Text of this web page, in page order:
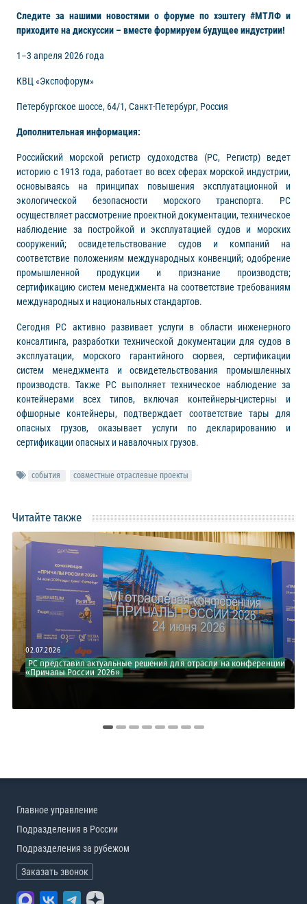
Следите за нашими новостями о форуме по хэштегу #МТЛФ и
приходите на дискуссии – вместе формируем будущее индустрии!
1–3 апреля 2026 года
КВЦ «Экспофорум»
Петербургское шоссе, 64/1, Санкт-Петербург, Россия
Дополнительная информация:
Российский морской регистр судоходства (РС, Регистр) ведет
историю с 1913 года, работает во всех сферах морской индустрии,
основываясь на принципах повышения эксплуатационной и
экологической безопасности морского транспорта. РС
осуществляет рассмотрение проектной документации, техническое
наблюдение за постройкой и эксплуатацией судов и морских
сооружений; освидетельствование судов и компаний на
соответствие положениям международных конвенций; одобрение
промышленной продукции и признание производств;
сертификацию систем менеджмента на соответствие требованиям
международных и национальных стандартов.
Сегодня РС активно развивает услуги в области инженерного
консалтинга, разработки технической документации для судов в
эксплуатации, морского гарантийного сюрвея, сертификации
систем менеджмента и освидетельствования промышленных
производств. Также РС выполняет техническое наблюдение за
контейнерами всех типов, включая контейнеры-цистерны и
офшорные контейнеры, подтверждает соответствие тары для
опасных грузов, оказывает услуги по декларированию и
сертификации опасных и навалочных грузов.
события совместные отраслевые проекты
Читайте также
02.07.2026
РС представил актуальные решения для отрасли на конференции
«Причалы России 2026»
Главное управление
Подразделения в России
Подразделения за рубежом
Заказать звонок